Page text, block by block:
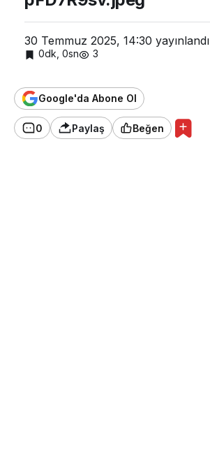
30 Temmuz 2025, 14:30 yayınlandı
0dk, 0sn 3
Google'da Abone Ol
0 Paylaş Beğen